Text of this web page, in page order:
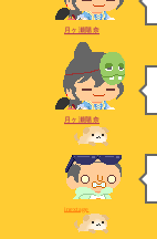
月ヶ瀬陽奈
月ヶ瀬陽奈
inextage